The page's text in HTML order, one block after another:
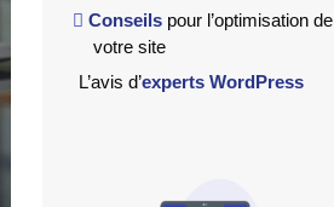
Conseils pour l’optimisation de
votre site
L’avis d’experts WordPress